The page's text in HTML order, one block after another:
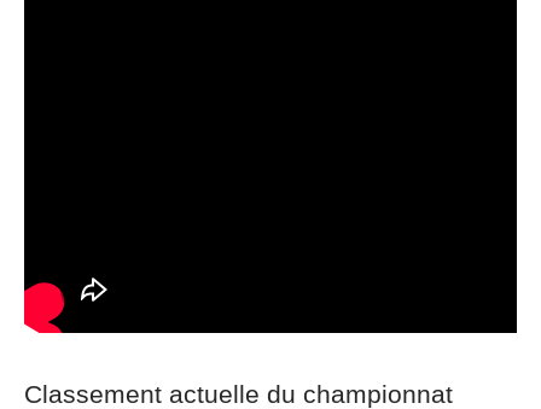
Classement actuelle du championnat